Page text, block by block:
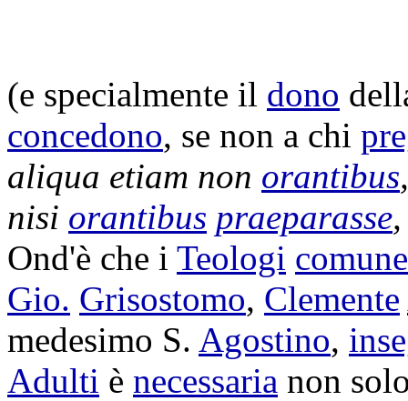
(e specialmente il dono
concedono, se non a chi
aliqua etiam non orantibus
nisi orantibus praeparasse
Ond'è che i Teologi
Gio. Grisostomo, Clemente
medesimo S. Agostino,
Adulti è necessaria non